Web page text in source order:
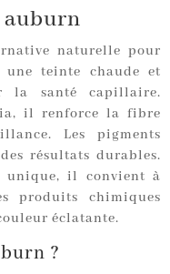
auburn
naturelle pour
une teinte chaude et
la santé capillaire.
il renforce la fibre
Les pigments
résultats durables.
unique, il convient à
produits chimiques
éclatante.
?